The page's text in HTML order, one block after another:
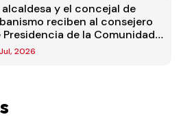
alcaldesa y el concejal de
reciben al consejero
Presidencia de la Comunidad
2026